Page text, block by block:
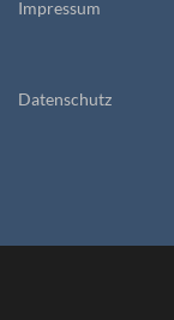
Impressum
Datenschutz